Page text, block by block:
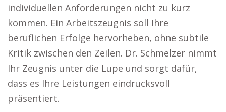
individuellen Anforderungen nicht zu kurz
kommen. Ein Arbeitszeugnis soll Ihre
beruflichen Erfolge hervorheben, ohne subtile
Kritik zwischen den Zeilen. Dr. Schmelzer nimmt
Ihr Zeugnis unter die Lupe und sorgt dafür,
dass es Ihre Leistungen eindrucksvoll
präsentiert.